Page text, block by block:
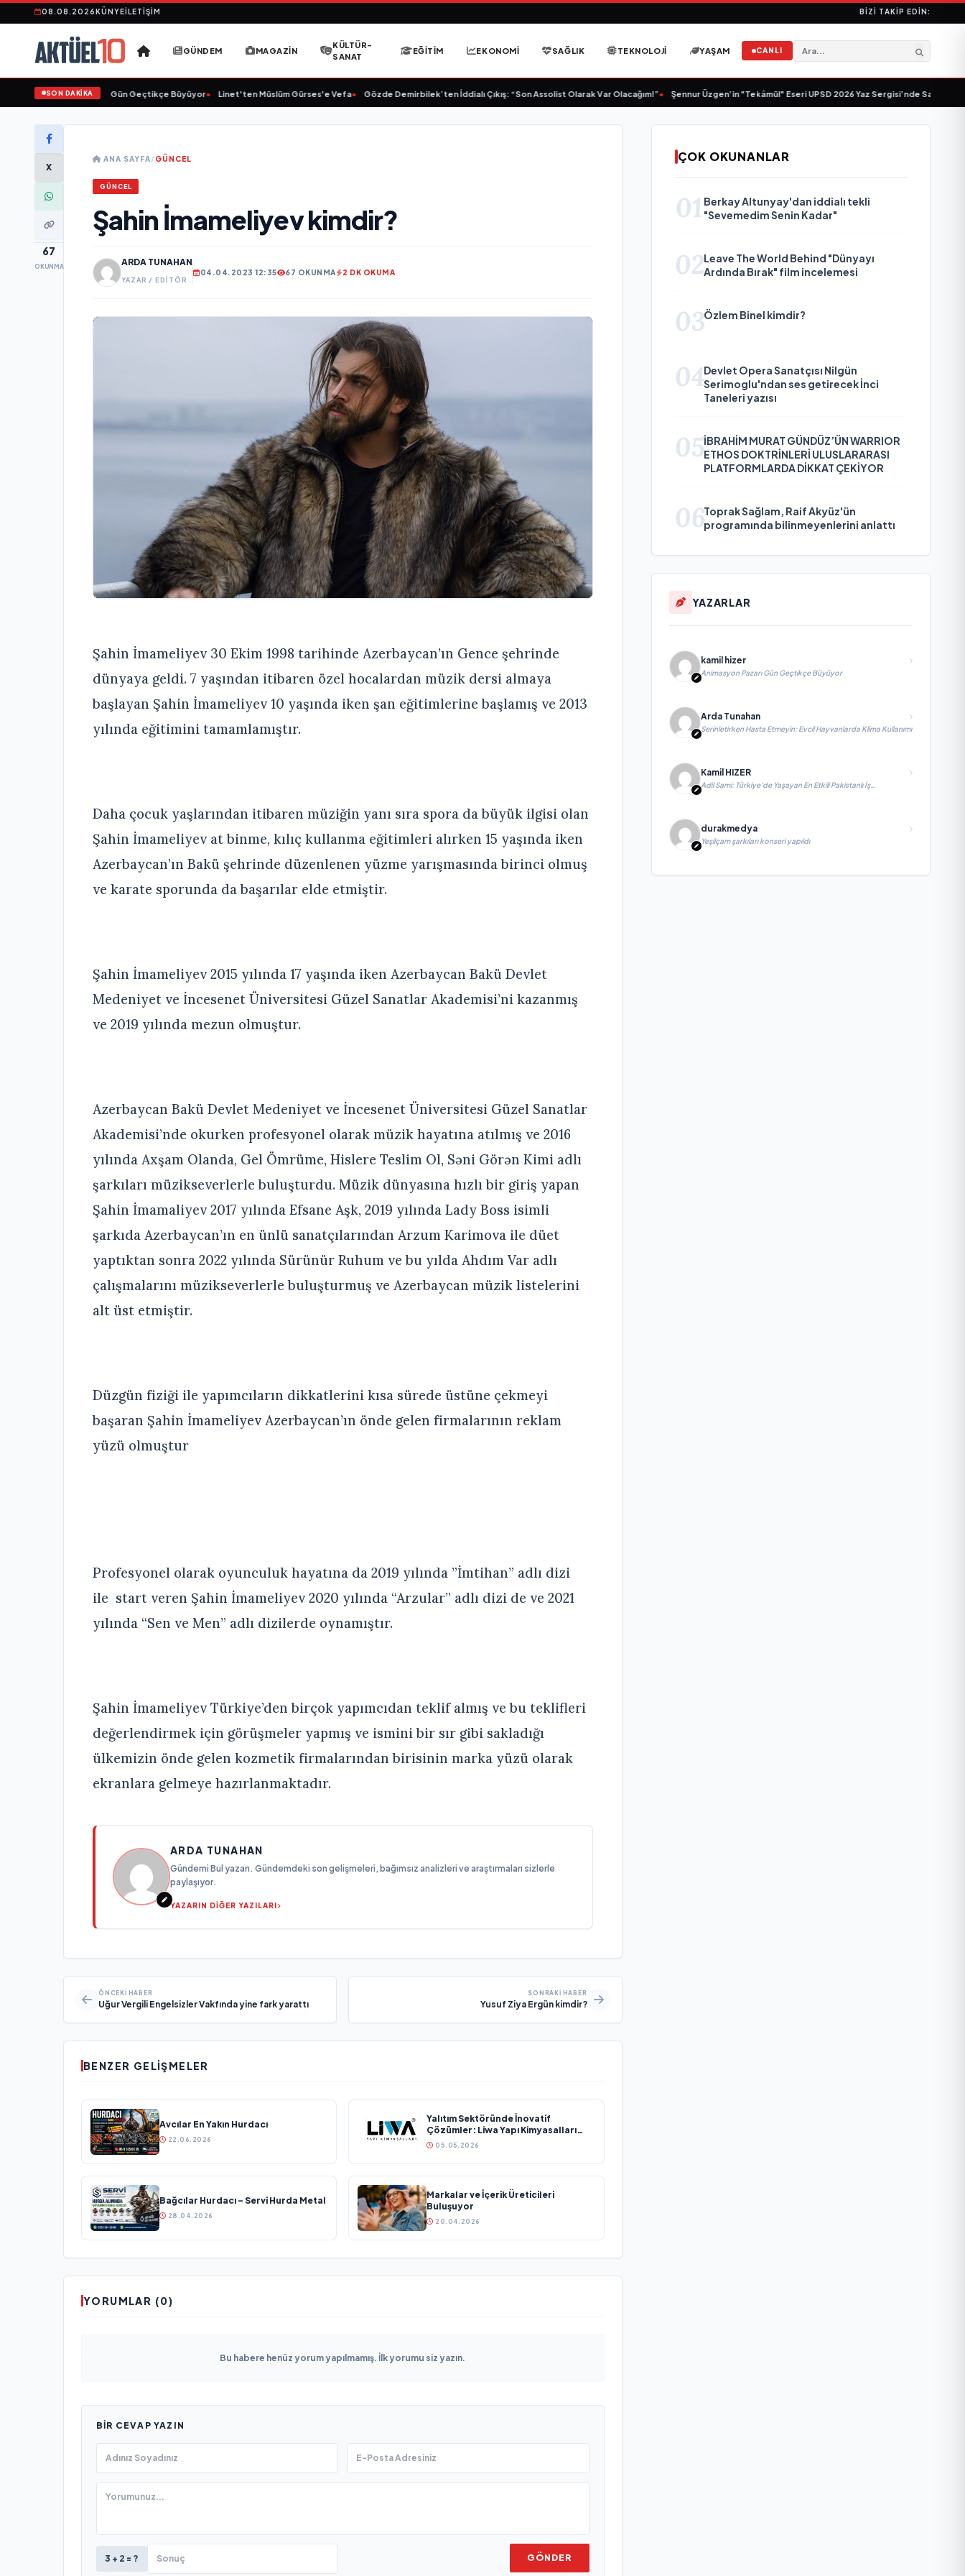
08.08.2026KÜNYEİLETIŞIM BIZI TAKIP EDIN:
GÜNDEM MAGAZIN
KÜLTÜR-
SANAT
EĞITIM EKONOMI SAĞLIK TEKNOLOJI YAŞAM CANLI
SON DAKİKA
Animasyon Pazarı Gün Geçtikçe Büyüyor• Linet'ten Müslüm Gürses'e Vefa• Gözde Demirbilek’ten İddialı Çıkış: “Son Assolist Olarak Var Olacağım!”• Şennur Üzgen’in "Tekâmül" Eseri UPSD 2026 Yaz Sergisi’nde
X
67
OKUNMA
ANA SAYFA/GÜNCEL
GÜNCEL
Şahin İmameliyev kimdir?
ARDA TUNAHAN
YAZAR / EDITÖR
04.04.2023 12:35 67 OKUNMA 2 DK OKUMA
Şahin İmameliyev 30 Ekim 1998 tarihinde Azerbaycan’ın Gence şehrinde
dünyaya geldi. 7 yaşından itibaren özel hocalardan müzik dersi almaya
başlayan Şahin İmameliyev 10 yaşında iken şan eğitimlerine başlamış ve 2013
yılında eğitimini tamamlamıştır.
Daha çocuk yaşlarından itibaren müziğin yanı sıra spora da büyük ilgisi olan
Şahin İmameliyev at binme, kılıç kullanma eğitimleri alırken 15 yaşında iken
Azerbaycan’ın Bakü şehrinde düzenlenen yüzme yarışmasında birinci olmuş
ve karate sporunda da başarılar elde etmiştir.
Şahin İmameliyev 2015 yılında 17 yaşında iken Azerbaycan Bakü Devlet
Medeniyet ve İncesenet Üniversitesi Güzel Sanatlar Akademisi’ni kazanmış
ve 2019 yılında mezun olmuştur.
Azerbaycan Bakü Devlet Medeniyet ve İncesenet Üniversitesi Güzel Sanatlar
Akademisi’nde okurken profesyonel olarak müzik hayatına atılmış ve 2016
yılında Axşam Olanda, Gel Ömrüme, Hislere Teslim Ol, Səni Görən Kimi adlı
şarkıları müzikseverlerle buluşturdu. Müzik dünyasına hızlı bir giriş yapan
Şahin İmamaliyev 2017 yılında Efsane Aşk, 2019 yılında Lady Boss isimli
şarkıda Azerbaycan’ın en ünlü sanatçılarından Arzum Karimova ile düet
yaptıktan sonra 2022 yılında Sürünür Ruhum ve bu yılda Ahdım Var adlı
çalışmalarını müzikseverlerle buluşturmuş ve Azerbaycan müzik listelerini
alt üst etmiştir.
Düzgün fiziği ile yapımcıların dikkatlerini kısa sürede üstüne çekmeyi
başaran Şahin İmameliyev Azerbaycan’ın önde gelen firmalarının reklam
yüzü olmuştur
Profesyonel olarak oyunculuk hayatına da 2019 yılında ”İmtihan” adlı dizi
ile start veren Şahin İmameliyev 2020 yılında “Arzular” adlı dizi de ve 2021
yılında “Sen ve Men” adlı dizilerde oynamıştır.
Şahin İmameliyev Türkiye’den birçok yapımcıdan teklif almış ve bu teklifleri
değerlendirmek için görüşmeler yapmış ve ismini bir sır gibi sakladığı
ülkemizin önde gelen kozmetik firmalarından birisinin marka yüzü olarak
ekranlara gelmeye hazırlanmaktadır.
ARDA TUNAHAN
Gündemi Bul yazarı. Gündemdeki son gelişmeleri, bağımsız analizleri ve araştırmaları sizlerle
paylaşıyor.
YAZARIN DİĞER YAZILARI
ÖNCEKI HABER
Uğur Vergili Engelsizler Vakfında yine fark yarattı
SONRAKI HABER
Yusuf Ziya Ergün kimdir?
BENZER GELIŞMELER
Avcılar En Yakın Hurdacı
22.06.2026
Yalıtım Sektöründe İnovatif
Çözümler: Liwa Yapı Kimyasalları
Sektöründe Büyümesini Sürdürüyor
05.05.2026
Bağcılar Hurdacı – Servi Hurda Metal
28.04.2026
Markalar ve İçerik Üreticileri
Buluşuyor
20.04.2026
YORUMLAR (0)
Bu habere henüz yorum yapılmamış. İlk yorumu siz yazın.
BIR CEVAP YAZIN
3 + 2 = ? GÖNDER
ÇOK OKUNANLAR
01 Berkay Altunyay'dan iddialı tekli
"Sevemedim Senin Kadar"
02Leave The World Behind "Dünyayı
Ardında Bırak" film incelemesi
03Özlem Binel kimdir?
04Devlet Opera Sanatçısı Nilgün
Serimoglu'ndan ses getirecek İnci
Taneleri yazısı
05İBRAHİM MURAT GÜNDÜZ’ÜN WARRIOR
ETHOS DOKTRİNLERİ ULUSLARARASI
PLATFORMLARDA DİKKAT ÇEKİYOR
06Toprak Sağlam, Raif Akyüz'ün
programında bilinmeyenlerini anlattı
YAZARLAR
kamil hizer
Animasyon Pazarı Gün Geçtikçe Büyüyor
Arda Tunahan
Serinletirken Hasta Etmeyin: Evcil Hayvanlarda Klima Kullanımı
Kamil HIZER
Adil Sami: Türkiye’de Yaşayan En Etkili Pakistanlı İş
İnsanlarından Biri, Yatırım ve Ekonomik Diplomasiyi
durakmedya
Yeşilçam şarkıları konseri yapıldı